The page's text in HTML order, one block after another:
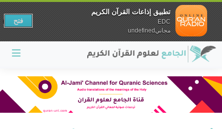
تطبيق إذاعات القرآن الكريم
EDC
مجانيundefined
فتح